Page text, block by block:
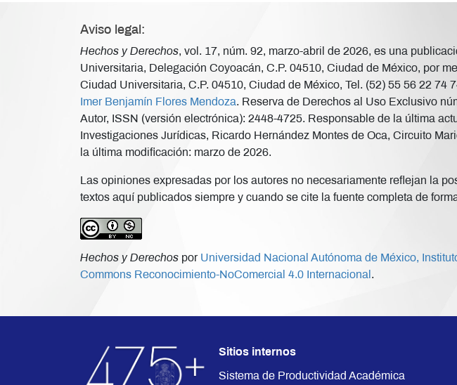
Aviso legal:
Hechos y Derechos, vol. 17, núm. 92, marzo-abril de 2026, es una
Universitaria, Delegación Coyoacán, C.P. 04510, Ciudad de México, por
Ciudad Universitaria, C.P. 04510, Ciudad de México, Tel. (52) 55 56 22 74
Imer Benjamín Flores Mendoza. Reserva de Derechos al Uso Exclusivo
Autor, ISSN (versión electrónica): 2448-4725. Responsable de la última
Investigaciones Jurídicas, Ricardo Hernández Montes de Oca, Circuito
la última modificación: marzo de 2026.
Las opiniones expresadas por los autores no necesariamente reflejan la
textos aquí publicados siempre y cuando se cite la fuente completa de
Hechos y Derechos por Universidad Nacional Autónoma de México,
Commons Reconocimiento-NoComercial 4.0 Internacional .
Sitios internos
Sistema de Productividad Académica